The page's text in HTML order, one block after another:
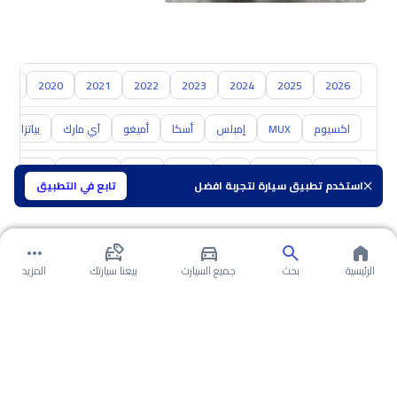
استخدم تطبيق سيارة لتجربة افضل تابع في التطبيق
2026
2025
2024
2023
2022
2021
2020
اكسيوم MUX إمبلس أسكا أميغو آي مارك بياتزا
سوزوكي هافال
الرئيسية بحث جميع السيارت بيعنا سيارتك المزيد